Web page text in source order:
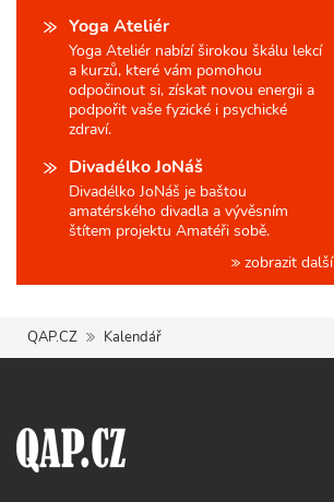
Yoga Ateliér
Yoga Ateliér nabízí širokou škálu lekcí
a kurzů, které vám pomohou
odpočinout si, získat novou energii a
podpořit vaše fyzické i psychické
zdraví.
Divadélko JoNáš
Divadélko JoNáš je baštou
amatérského divadla a vývěsním
štítem projektu Amatéři sobě.
zobrazit další
QAP.CZ Kalendář